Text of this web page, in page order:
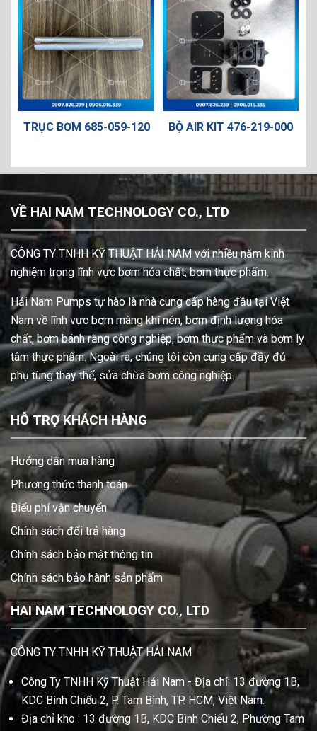
TRỤC BƠM 685-059-120 BỘ AIR KIT 476-219-000
VỀ HAI NAM TECHNOLOGY CO., LTD
CÔNG TY TNHH KỸ THUẬT HẢI NAM với nhiều năm kinh
nghiệm trong lĩnh vực bơm hóa chất, bơm thực phẩm.
Hải Nam Pumps tự hào là nhà cung cấp hàng đầu tại Việt
Nam về lĩnh vực bơm màng khí nén, bơm định lượng hóa
chất, bơm bánh răng công nghiệp, bơm thực phẩm và bơm ly
tâm thực phẩm. Ngoài ra, chúng tôi còn cung cấp đầy đủ
phụ tùng thay thế, sửa chữa bơm công nghiệp.
HỖ TRỢ KHÁCH HÀNG
Hướng dẫn mua hàng
Phương thức thanh toán
Biểu phí vận chuyển
Chính sách đổi trả hàng
Chính sách bảo mật thông tin
Chính sách bảo hành sản phẩm
HAI NAM TECHNOLOGY CO., LTD
CÔNG TY TNHH KỸ THUẬT HẢI NAM
Công Ty TNHH Kỹ Thuật Hải Nam - Địa chỉ: 13 đường 1B,
KDC Bình Chiểu 2, P. Tam Bình, TP. HCM, Việt Nam.
Địa chỉ kho : 13 đường 1B, KDC Bình Chiểu 2, Phường Tam